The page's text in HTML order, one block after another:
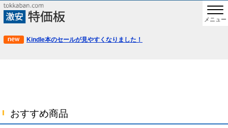
メニュー
Kindle本のセールが見やすくなりました！
おすすめ商品